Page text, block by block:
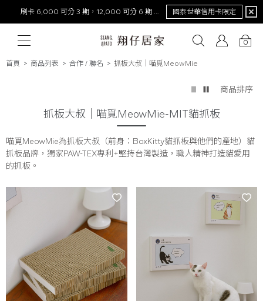
刷卡 6,000 可分 3 期，12,000 可分 6 期 0 利率 國泰世華信用卡限定
0
首頁 商品列表 合作 / 聯名 抓板大叔│喵覓MeowMie
商品排序
抓板大叔│喵覓MeowMie-MIT貓抓板
喵覓MeowMie為抓板大叔（前身：BoxKitty貓抓板與他們的產地）貓
抓板品牌，獨家PAW-TEX專利+堅持台灣製造，職人精神打造貓愛用
的抓板。